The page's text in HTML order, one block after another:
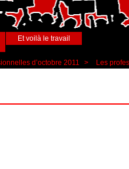
Et voilà le travail
d’octobre 2011 > Les